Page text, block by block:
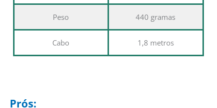
Peso 440 gramas
Cabo 1,8 metros
Prós: